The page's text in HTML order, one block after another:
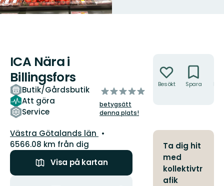
ICA Nära i
Billingsfors
Butik/Gårdsbutik
Att göra
Service
av
5
stjärnor
betygsätt
denna plats!
Län:
Västra Götalands län
6566.08 km från dig
Visa på kartan
Besökt Spara
Ta dig hit
med
kollektivtr
afik